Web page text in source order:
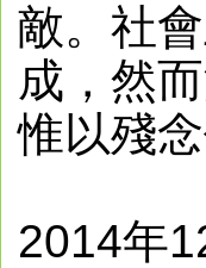
敵。社
成，然
惟以殘
2014年